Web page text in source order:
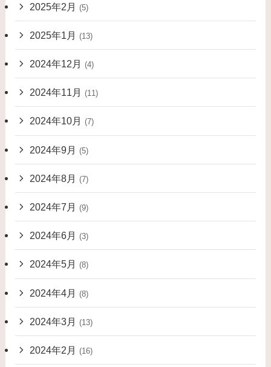
2025年2月 (5)
2025年1月 (13)
2024年12月 (4)
2024年11月 (11)
2024年10月 (7)
2024年9月 (5)
2024年8月 (7)
2024年7月 (9)
2024年6月 (3)
2024年5月 (8)
2024年4月 (8)
2024年3月 (13)
2024年2月 (16)